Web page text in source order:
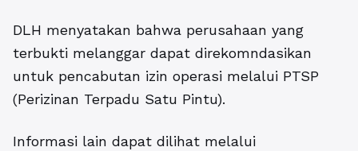
DLH menyatakan bahwa perusahaan yang
terbukti melanggar dapat direkomndasikan
untuk pencabutan izin operasi melalui PTSP
(Perizinan Terpadu Satu Pintu).
Informasi lain dapat dilihat melalui